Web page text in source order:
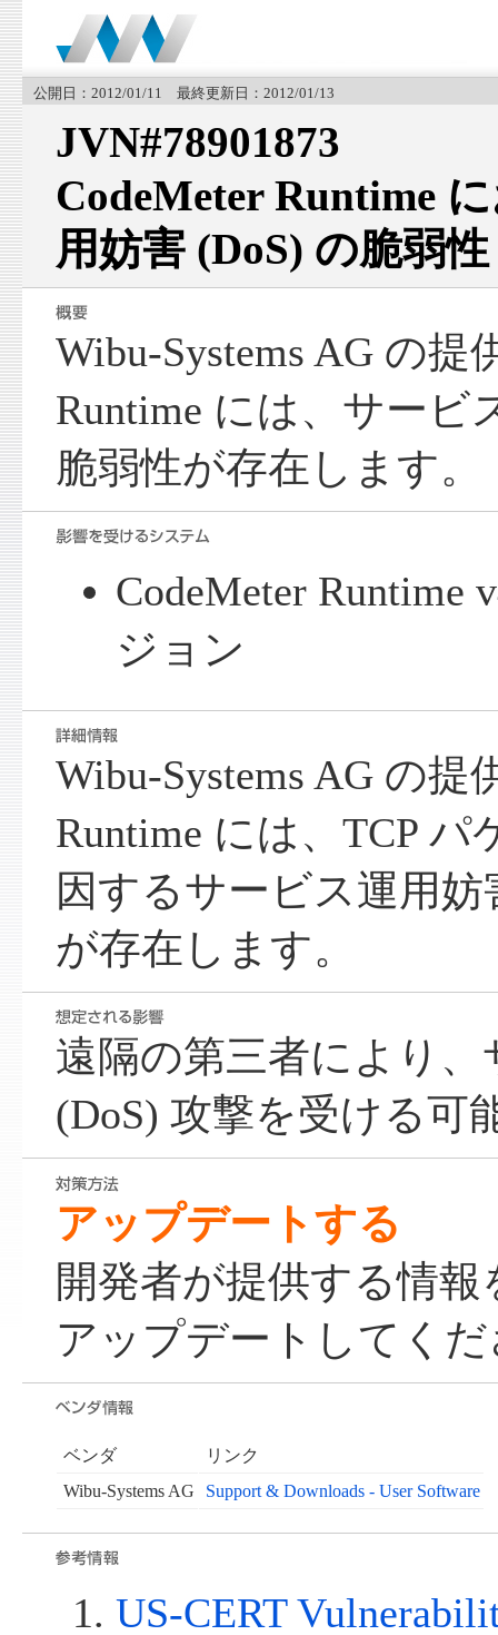
公開日：2012/01/11 最終更新日：2012/01/13
JVN#78901873
CodeMeter Runtime
用妨害 (DoS) の脆弱性
Wibu-Systems AG の提
Runtime には、サービ
脆弱性が存在します。
CodeMeter Runtime
ジョン
Wibu-Systems AG の提
Runtime には、TCP
因するサービス運用妨
が存在します。
遠隔の第三者により
(DoS) 攻撃を受ける可
アップデートする
開発者が提供する情
アップデートしてく
ベンダ
リンク
Wibu-Systems AG
Support & Downloads - User Software
US-CERT